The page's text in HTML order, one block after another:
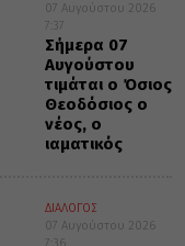
07 Αυγούστου 2026
7:37
Σήμερα 07
Αυγούστου
τιμάται ο Όσιος
Θεοδόσιος ο
νέος, ο
ιαματικός
ΔΙΑΛΟΓΟΣ
07 Αυγούστου 2026